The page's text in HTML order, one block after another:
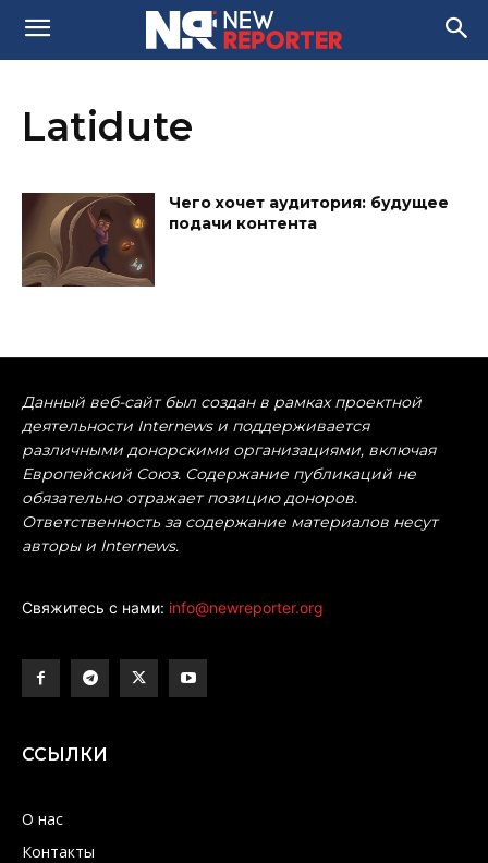
Latidute
Чего хочет аудитория: будущее
подачи контента
Данный веб-сайт был создан в рамках проектной
деятельности Internews и поддерживается
различными донорскими организациями, включая
Европейский Союз. Содержание публикаций не
обязательно отражает позицию доноров.
Ответственность за содержание материалов несут
авторы и Internews.
Свяжитесь с нами: info@newreporter.org
ССЫЛКИ
О нас
Контакты